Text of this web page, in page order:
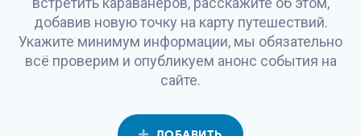
добавив новую точку на карту путешествий.
Укажите минимум информации, мы обязательно
всё проверим и опубликуем анонс события на
сайте.